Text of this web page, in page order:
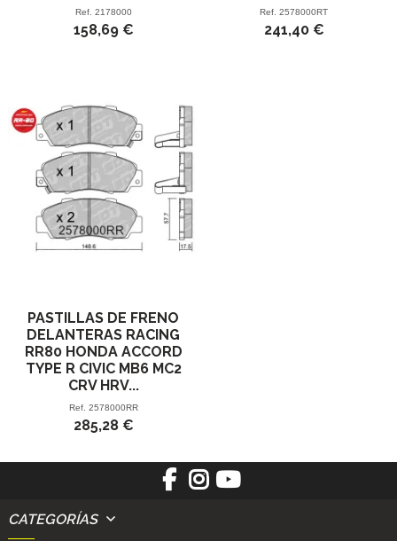
Ref. 2178000
158,69 €
Ref. 2578000RT
241,40 €
PASTILLAS DE FRENO
DELANTERAS RACING
RR80 HONDA ACCORD
TYPE R CIVIC MB6 MC2
CRV HRV...
Ref. 2578000RR
285,28 €
CATEGORÍAS